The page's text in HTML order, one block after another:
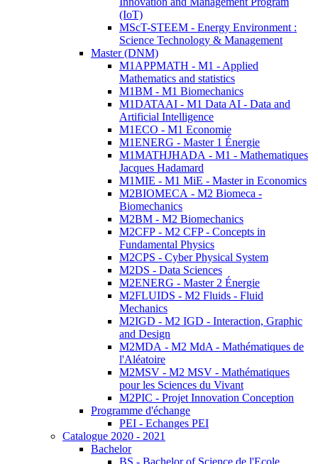
(IoT)
MScT-STEEM - Energy Environment :
Science Technology & Management
Master (DNM)
M1APPMATH - M1 - Applied
Mathematics and statistics
M1BM - M1 Biomechanics
M1DATAAI - M1 Data AI - Data and
Artificial Intelligence
M1ECO - M1 Economie
M1ENERG - Master 1 Énergie
M1MATHJHADA - M1 - Mathematiques
Jacques Hadamard
M1MIE - M1 MiE - Master in Economics
M2BIOMECA - M2 Biomeca -
Biomechanics
M2BM - M2 Biomechanics
M2CFP - M2 CFP - Concepts in
Fundamental Physics
M2CPS - Cyber Physical System
M2DS - Data Sciences
M2ENERG - Master 2 Énergie
M2FLUIDS - M2 Fluids - Fluid
Mechanics
M2IGD - M2 IGD - Interaction, Graphic
and Design
M2MDA - M2 MdA - Mathématiques de
l'Aléatoire
M2MSV - M2 MSV - Mathématiques
pour les Sciences du Vivant
M2PIC - Projet Innovation Conception
Programme d'échange
PEI - Echanges PEI
Catalogue 2020 - 2021
Bachelor
BS - Bachelor of Science de l'Ecole